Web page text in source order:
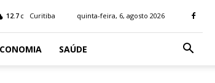
12.7 C Curitiba quinta-feira, 6, agosto 2026
SAÚDE